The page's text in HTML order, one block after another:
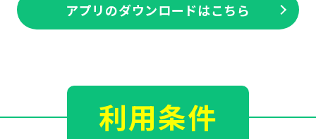
アプリのダウンロードはこちら
利用条件